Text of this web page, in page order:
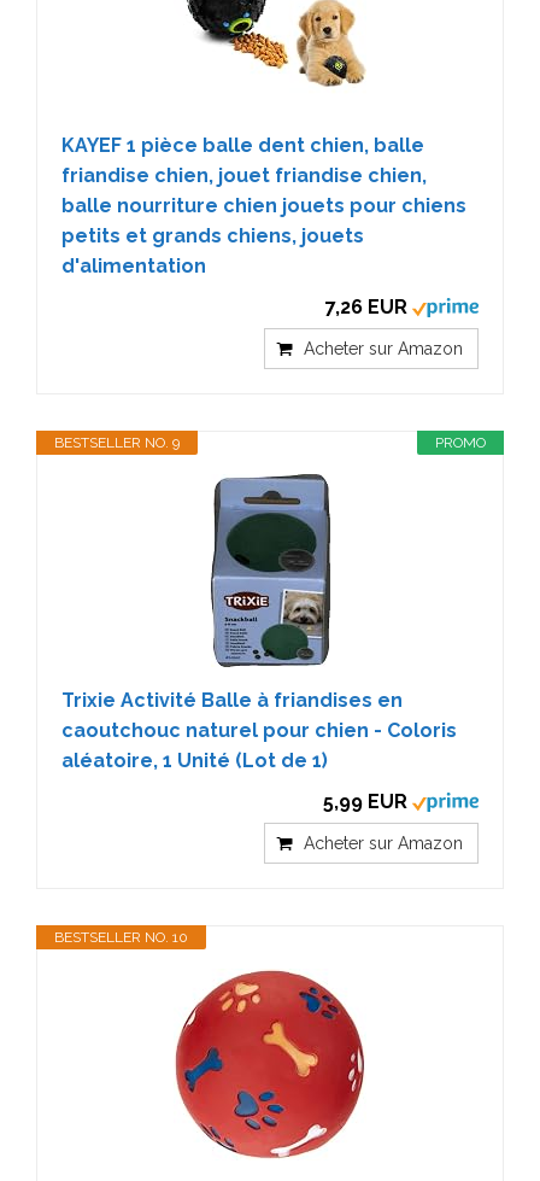
KAYEF 1 pièce balle dent chien, balle
friandise chien, jouet friandise chien,
balle nourriture chien jouets pour chiens
petits et grands chiens, jouets
d'alimentation
7,26 EUR
Acheter sur Amazon
PROMO
BESTSELLER NO. 9
Trixie Activité Balle à friandises en
caoutchouc naturel pour chien - Coloris
aléatoire, 1 Unité (Lot de 1)
5,99 EUR
Acheter sur Amazon
BESTSELLER NO. 10